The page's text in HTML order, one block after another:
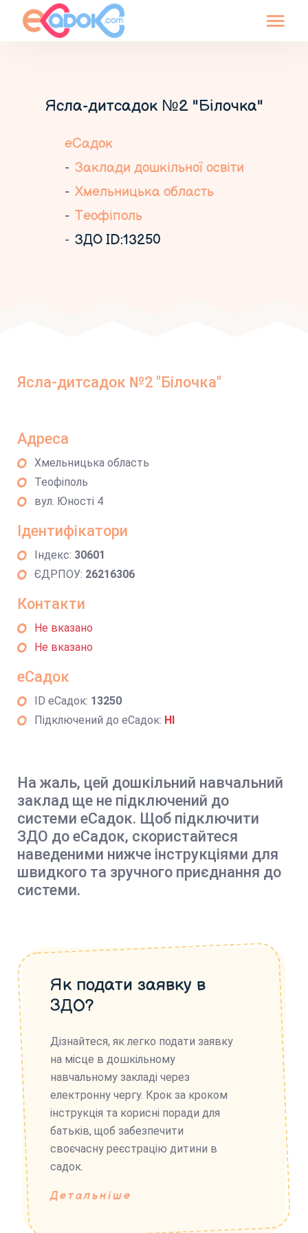
Ясла-дитсадок №2 "Білочка"
еСадок
Заклади дошкільної освіти
Хмельницька область
Теофіполь
ЗДО ID:13250
Ясла-дитсадок №2 "Білочка"
Адреса
Хмельницька область
Теофіполь
вул. Юності 4
Ідентифікатори
Індекс: 30601
ЄДРПОУ: 26216306
Контакти
Не вказано
Не вказано
еСадок
ID еСадок: 13250
Підключений до еСадок: НІ
На жаль, цей дошкільний навчальний
заклад ще не підключений до
системи еСадок. Щоб підключити
ЗДО до еСадок, скористайтеся
наведеними нижче інструкціями для
швидкого та зручного приєднання до
системи.
Як подати заявку в
ЗДО?
Дізнайтеся, як легко подати заявку
на місце в дошкільному
навчальному закладі через
електронну чергу. Крок за кроком
інструкція та корисні поради для
батьків, щоб забезпечити
своєчасну реєстрацію дитини в
садок.
Детальніше